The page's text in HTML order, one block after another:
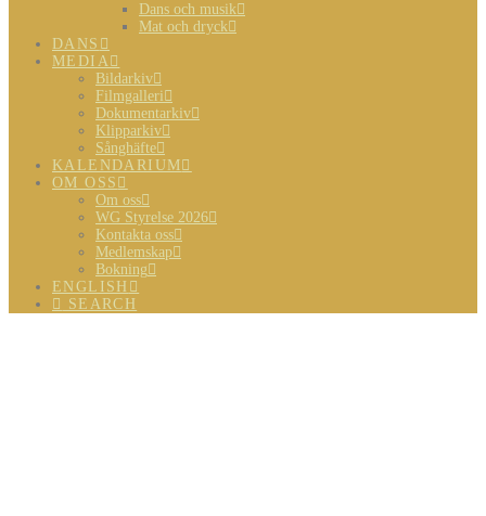
Dans och musik
Mat och dryck
DANS
MEDIA
Bildarkiv
Filmgalleri
Dokumentarkiv
Klipparkiv
Sånghäfte
KALENDARIUM
OM OSS
Om oss
WG Styrelse 2026
Kontakta oss
Medlemskap
Bokning
ENGLISH
SEARCH